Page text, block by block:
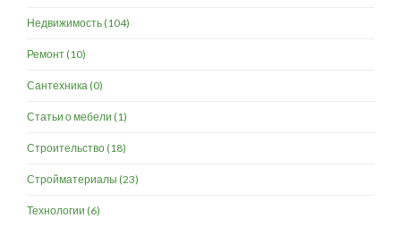
Недвижимость(104)
Ремонт(10)
Сантехника(0)
Статьи о мебели (1)
Строительство(18)
Стройматериалы (23)
Технологии (6)